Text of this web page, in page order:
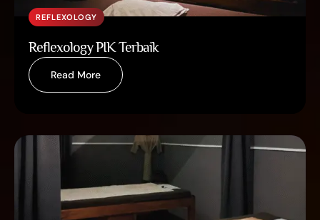
REFLEXOLOGY
Reflexology PIK Terbaik
Read More